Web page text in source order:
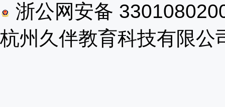
浙公网安备
杭州久伴教育科技有限公